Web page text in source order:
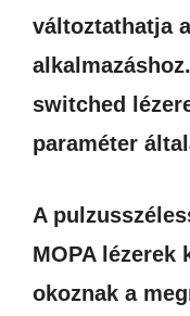
változtathatja
switched
paraméter
A
MOPA lézerek
okoznak a